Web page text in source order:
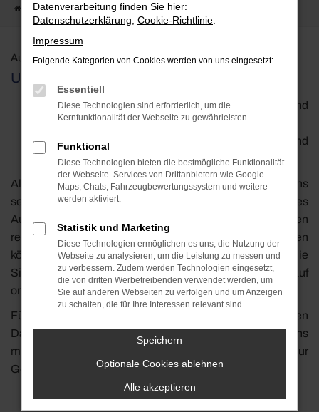
Startseite Autoankauf
Autoankauf und Bewertung durch Klos Automobile:
Unser Online Formular zum Fahrzeugankauf
Wir bewerten Ihren Gebrauchtwagen kostenlos und
kaufen ihn zu überdurchschnittlichen Preisen an.
Sie erhalten Ihr Geld sofort bei der Abholung und
müssen sich um keinerlei Formalitäten kümmern.
Als professioneller Autohändler kennen wir uns
selbstverständlich auch in den rechtlichen Belangen des
Autokaufs und –verkaufs aus und legen Ihnen einen
rechtssicheren Kaufvertrag vor. Damit wir Ihr Auto bewerten
können, brauchen wir einige Informationen von Ihnen, die
Sie uns im untenstehenden Formular zum Fahrzeugankauf
online mitteilen können.
Füllen Sie einfach das untenstehende Formular mit den
Daten zu Ihrem Fahrzeug aus und übersenden Sie es uns
mit einem Klick – und der erste wichtige Schritt hin zur
Gebrauchtwagenveräußerung ist für Sie getan.
Datenverarbeitung finden Sie hier:
Datenschutzerklärung Cookie-Richtlinie
Impressum
Folgende Kategorien von Cookies werden von uns eingesetzt:
Essentiell
Diese Technologien sind erforderlich, um die
Kernfunktionalität der Webseite zu gewährleisten.
Funktional
Diese Technologien bieten die bestmögliche Funktionalität
der Webseite. Services von Drittanbietern wie Google
Maps, Chats, Fahrzeugbewertungssystem und weitere
werden aktiviert.
Statistik und Marketing
Diese Technologien ermöglichen es uns, die Nutzung der
Webseite zu analysieren, um die Leistung zu messen und
zu verbessern. Zudem werden Technologien eingesetzt,
die von dritten Werbetreibenden verwendet werden, um
Sie auf anderen Webseiten zu verfolgen und um Anzeigen
zu schalten, die für Ihre Interessen relevant sind.
Speichern
Optionale Cookies ablehnen
Alle akzeptieren